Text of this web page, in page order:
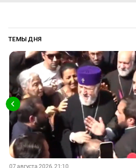
ТЕМЫ ДНЯ
07 августа 2026, 21:10